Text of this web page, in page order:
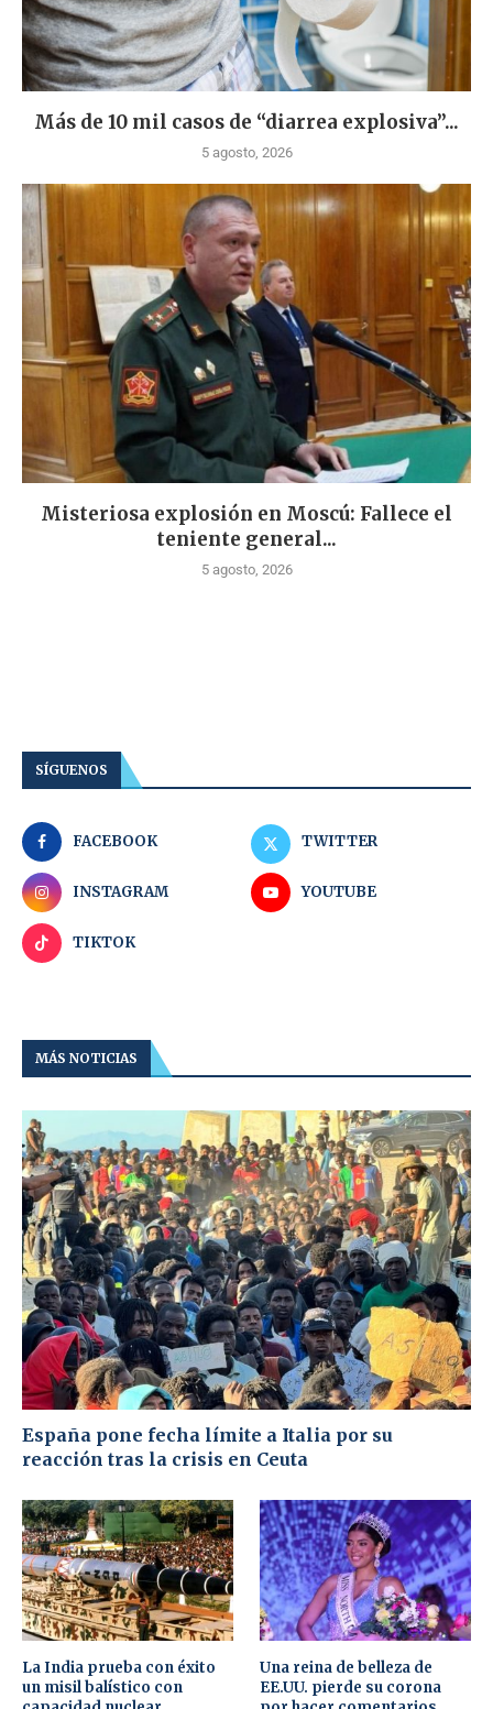
Más de 10 mil casos de “diarrea explosiva”...
5 agosto, 2026
Misteriosa explosión en Moscú: Fallece el
teniente general...
5 agosto, 2026
SÍGUENOS
FACEBOOK TWITTER
INSTAGRAM YOUTUBE
TIKTOK
MÁS NOTICIAS
España pone fecha límite a Italia por su
reacción tras la crisis en Ceuta
La India prueba con éxito
un misil balístico con
Una reina de belleza de
EE.UU. pierde su corona